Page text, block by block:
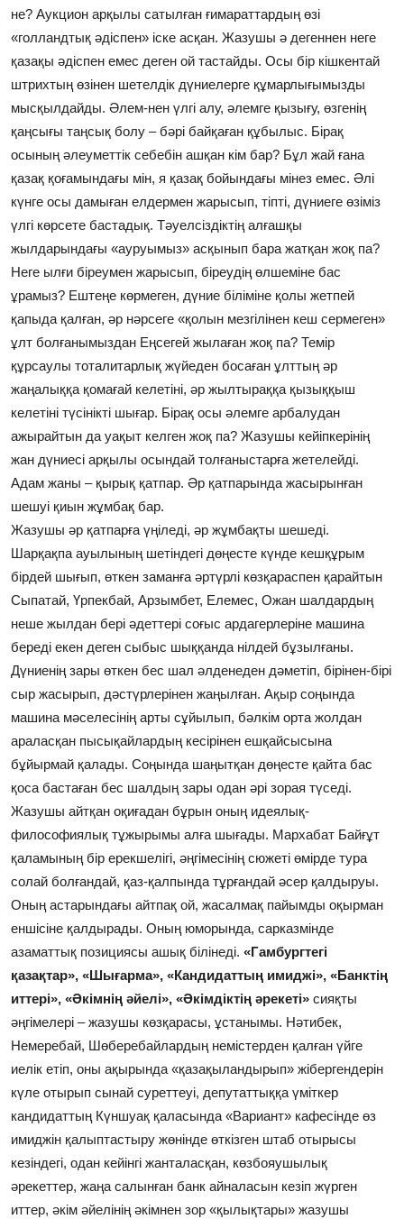
не? Аукцион арқылы сатылған ғимараттардың өзі
«голландтық әдіспен» іске асқан. Жазушы ә дегеннен неге
қазақы әдіспен емес деген ой тастайды. Осы бір кішкентай
штрихтың өзінен шетелдік дүниелерге құмарлығымызды
мысқылдайды. Әлем-нен үлгі алу, әлемге қызығу, өзгенің
қаңсығы таңсық болу – бәрі байқаған құбылыс. Бірақ
осының әлеуметтік себебін ашқан кім бар? Бұл жай ғана
қазақ қоғамындағы мін, я қазақ бойындағы мінез емес. Әлі
күнге осы дамыған елдермен жарысып, тіпті, дүниеге өзіміз
үлгі көрсете бастадық. Тәуелсіздіктің алғашқы
жылдарындағы «ауруымыз» асқынып бара жатқан жоқ па?
Неге ылғи біреумен жарысып, біреудің өлшеміне бас
ұрамыз? Ештеңе көрмеген, дүние біліміне қолы жетпей
қапыда қалған, әр нәрсеге «қолын мезгілінен кеш сермеген»
ұлт болғанымыздан Еңсегей жылаған жоқ па? Темір
құрсаулы тоталитарлық жүйеден босаған ұлттың әр
жаңалыққа қомағай келетіні, әр жылтыраққа қызыққыш
келетіні түсінікті шығар. Бірақ осы әлемге арбалудан
ажырайтын да уақыт келген жоқ па? Жазушы кейіпкерінің
жан дүниесі арқылы осындай толғаныстарға жетелейді.
Адам жаны – қырық қатпар. Әр қатпарында жасырынған
шешуі қиын жұмбақ бар.
Жазушы әр қатпарға үңіледі, әр жұмбақты шешеді.
Шарқақпа ауылының шетіндегі дөңесте күнде кешқұрым
бірдей шығып, өткен заманға әртүрлі көзқараспен қарайтын
Сыпатай, Үрпекбай, Арзымбет, Елемес, Ожан шалдардың
неше жылдан бері әдеттері соғыс ардагерлеріне машина
береді екен деген сыбыс шыққанда нілдей бұзылғаны.
Дүниенің зары өткен бес шал әлденеден дәметіп, бірінен-бірі
сыр жасырып, дәстүрлерінен жаңылған. Ақыр соңында
машина мәселесінің арты сұйылып, бәлкім орта жолдан
араласқан пысықайлардың кесірінен ешқайсысына
бұйырмай қалады. Соңында шаңытқан дөңесте қайта бас
қоса бастаған бес шалдың зары одан әрі зорая түседі.
Жазушы айтқан оқиғадан бұрын оның идеялық-
философиялық тұжырымы алға шығады. Мархабат Байғұт
қаламының бір ерекшелігі, әңгімесінің сюжеті өмірде тура
солай болғандай, қаз-қалпында тұрғандай әсер қалдыруы.
Оның астарындағы айтпақ ой, жасалмақ пайымды оқырман
еншісіне қалдырады. Оның юморында, сарказмінде
азаматтық позициясы ашық білінеді. «Гамбургтегі
қазақтар», «Шығарма», «Кандидаттың имиджі», «Банктің
иттері», «Әкімнің әйелі», «Әкімдіктің әрекеті» сияқты
әңгімелері – жазушы көзқарасы, ұстанымы. Нәтибек,
Немеребай, Шөберебайлардың немістерден қалған үйге
иелік етіп, оны ақырында «қазақыландырып» жібергендерін
күле отырып сынай суреттеуі, депутаттыққа үміткер
кандидаттың Күншуақ қаласында «Вариант» кафесінде өз
имиджін қалыптастыру жөнінде өткізген штаб отырысы
кезіндегі, одан кейінгі жанталасқан, көзбояушылық
әрекеттер, жаңа салынған банк айналасын кезіп жүрген
иттер, әкім әйелінің әкімнен зор «қылықтары» жазушы